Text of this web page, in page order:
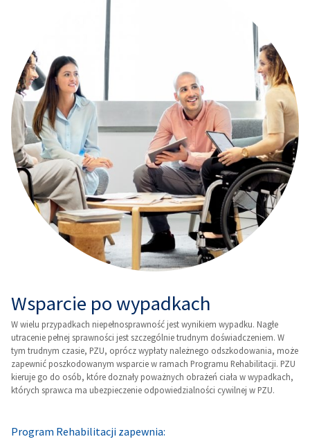
Wsparcie po wypadkach
W wielu przypadkach niepełnosprawność jest wynikiem wypadku. Nagłe
utracenie pełnej sprawności jest szczególnie trudnym doświadczeniem. W
tym trudnym czasie, PZU, oprócz wypłaty należnego odszkodowania, może
zapewnić poszkodowanym wsparcie w ramach Programu Rehabilitacji. PZU
kieruje go do osób, które doznały poważnych obrażeń ciała w wypadkach,
których sprawca ma ubezpieczenie odpowiedzialności cywilnej w PZU.
Program Rehabilitacji zapewnia: